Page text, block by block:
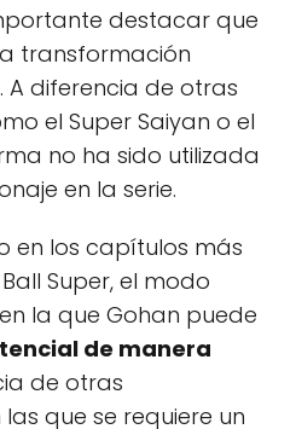
destacar que
transformación
. A diferencia de otras
el Super Saiyan o el
no ha sido utilizada
en la serie.
en los capítulos más
Super, el modo
la que Gohan puede
de manera
de otras
que se requiere un